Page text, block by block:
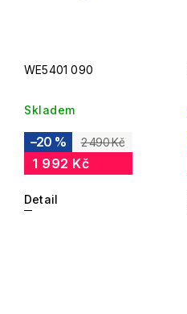
WE5401 090
Skladem
2 490 Kč
–20 %
1 992 Kč
Detail